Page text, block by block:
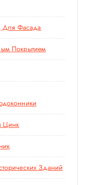
Для Фасада
Покрытием
Цинк
Зданий